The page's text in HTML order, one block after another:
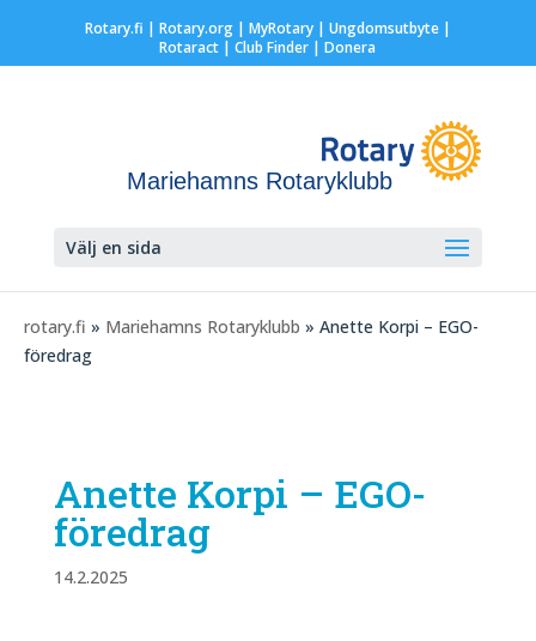
Rotary.fi | Rotary.org| MyRotary | Ungdomsutbyte|
Rotaract | Club Finder | Donera
Mariehamns Rotaryklubb
Välj en sida
rotary.fi » Mariehamns Rotaryklubb » Anette Korpi – EGO-
föredrag
Anette Korpi – EGO-
föredrag
14.2.2025